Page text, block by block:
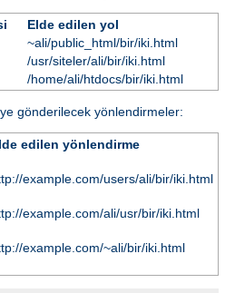
Elde edilen yol
~ali/public_html/bir/iki.html
/usr/siteler/ali/bir/iki.html
/home/ali/htdocs/bir/iki.html
gönderilecek yönlendirmeler:
edilen yönlendirme
example.com/users/ali/bir/iki.html
example.com/ali/usr/bir/iki.html
example.com/~ali/bir/iki.html